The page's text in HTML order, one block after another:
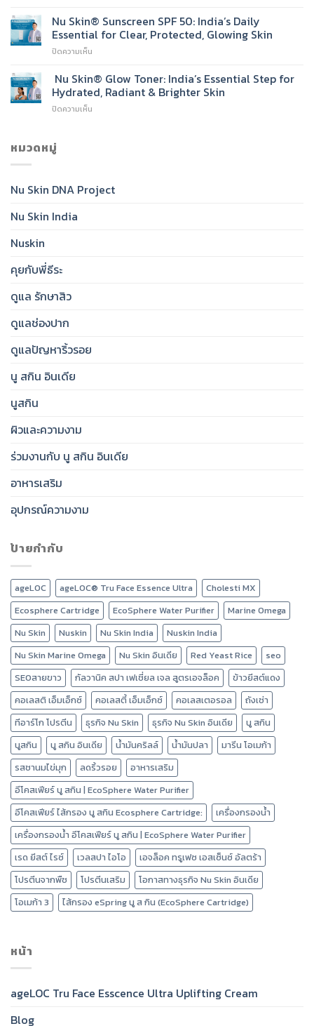
Skin®
Face
Wash:
Go-
To
Cleanser
Nu Skin® Sunscreen SPF 50: India’s Daily
Essential for Clear, Protected, Glowing Skin
ปิดความเห็น
Skin®
Sunscreen
SPF
Glowing
Nu Skin® Glow Toner: India’s Essential Step for
Hydrated, Radiant & Brighter Skin
ปิดความเห็น
Step
หมวดหมู่
Nu Skin DNA Project
Nu Skin India
Nuskin
คุยกับพี่ธีระ
ดูแล รักษาสิว
ดูแลช่องปาก
ดูแลปัญหาริ้วรอย
นู สกิน อินเดีย
นูสกิน
ผิวและความงาม
ร่วมงานกับ นู สกิน อินเดีย
อาหารเสริม
อุปกรณ์ความงาม
ป้ายกำกับ
ageLOC ageLOC® Tru Face Essence Ultra
Cholesti MX
Ecosphere Cartridge
EcoSphere Water Purifier
Marine Omega
Nu Skin
Nuskin Nu Skin India
Nuskin India
Nu Skin Marine Omega
Nu Skin อินเดีย Red Yeast Rice
seo
SEOสายขาว
กัลวานิค สปา เฟเชี่ยล เจล สูตรเอจล็อค
ข้าวยีสต์แดง
คอเลสติ เอ็มเอ็กซ์
คอเลสตี้ เอ็มเอ็กซ์ คอเลสเตอรอล
ถังเช่า
ทีอาร์โก โปรตีน
ธุรกิจ Nu Skin ธุรกิจ Nu Skin อินเดีย
นู สกิน
นูสกิน
นู สกิน อินเดีย น้ำมันคริลล์ น้ำมันปลา
มารีน โอเมก้า
รสชานมไข่มุก
ลดริ้วรอย
อาหารเสริม
อีโคสเฟียร์ นู สกิน | EcoSphere Water Purifier
อีโคสเฟียร์ ไส้กรอง นู สกิน Ecosphere Cartridge:
เครื่องกรองน้ำ
เครื่องกรองน้ำ อีโคสเฟียร์ นู สกิน | EcoSphere Water Purifier
เรด ยีสต์ ไรซ์
เวลสปา ไอโอ
เอจล็อค ทรูเฟซ เอสเซ็นซ์ อัลตร้า
โปรตีนจากพืช
โปรตีนเสริม
โอกาสทางธุรกิจ Nu Skin อินเดีย
โอเมก้า 3
ไส้กรอง eSpring นู ส กิน (EcoSphere Cartridge)
หน้า
ageLOC Tru Face Esscence Ultra Uplifting Cream
Blog